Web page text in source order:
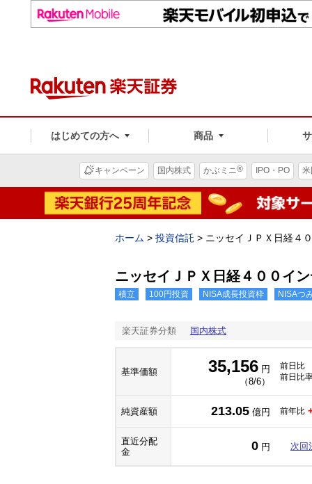
はじめての方へ 商品
キャンペーン 国内株式 かぶミニ® IPO・PO
ホーム > 投資信託 > ニッセイＪＰＸ日経４
ニッセイＪＰＸ日経４００イ
積立 100円投資 NISA成長投資枠 NISAつ
楽天証券分類 国内株式
基準価額 35,156 円
（8/6）
前日比
前日比
純資産額 213.05 億円 前年比
直近分配
金
0 円 次回